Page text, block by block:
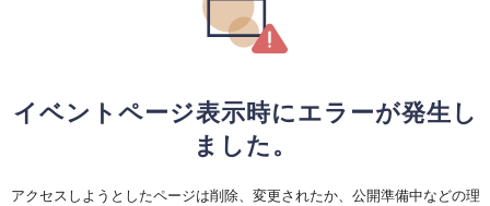
イベントページ表示時にエラーが発生し
ました。
アクセスしようとしたページは削除、変更されたか、公開準備中などの理